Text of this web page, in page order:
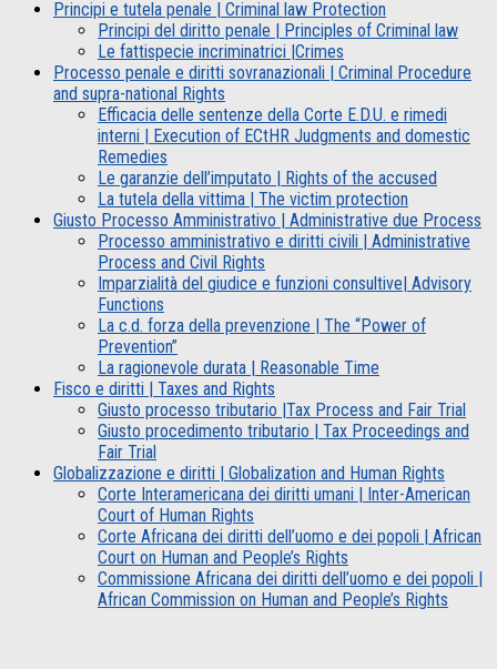
Principi e tutela penale | Criminal law Protection
Principi del diritto penale | Principles of Criminal law
Le fattispecie incriminatrici |Crimes
Processo penale e diritti sovranazionali | Criminal Procedure
and supra-national Rights
Efficacia delle sentenze della Corte E.D.U. e rimedi
interni | Execution of ECtHR Judgments and domestic
Remedies
Le garanzie dell’imputato | Rights of the accused
La tutela della vittima | The victim protection
Giusto Processo Amministrativo | Administrative due Process
Processo amministrativo e diritti civili | Administrative
Process and Civil Rights
Imparzialità del giudice e funzioni consultive| Advisory
Functions
La c.d. forza della prevenzione | The “Power of
Prevention”
La ragionevole durata | Reasonable Time
Fisco e diritti | Taxes and Rights
Giusto processo tributario |Tax Process and Fair Trial
Giusto procedimento tributario | Tax Proceedings and
Fair Trial
Globalizzazione e diritti | Globalization and Human Rights
Corte Interamericana dei diritti umani | Inter-American
Court of Human Rights
Corte Africana dei diritti dell’uomo e dei popoli | African
Court on Human and People’s Rights
Commissione Africana dei diritti dell’uomo e dei popoli |
African Commission on Human and People’s Rights